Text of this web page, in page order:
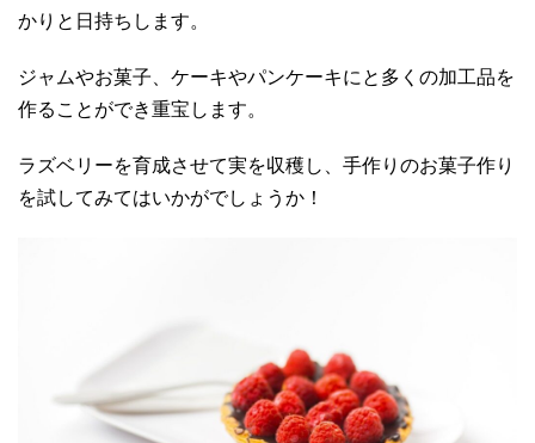
かりと日持ちします。
ジャムやお菓子、ケーキやパンケーキにと多くの加工品を
作ることができ重宝します。
ラズベリーを育成させて実を収穫し、手作りのお菓子作り
を試してみてはいかがでしょうか！